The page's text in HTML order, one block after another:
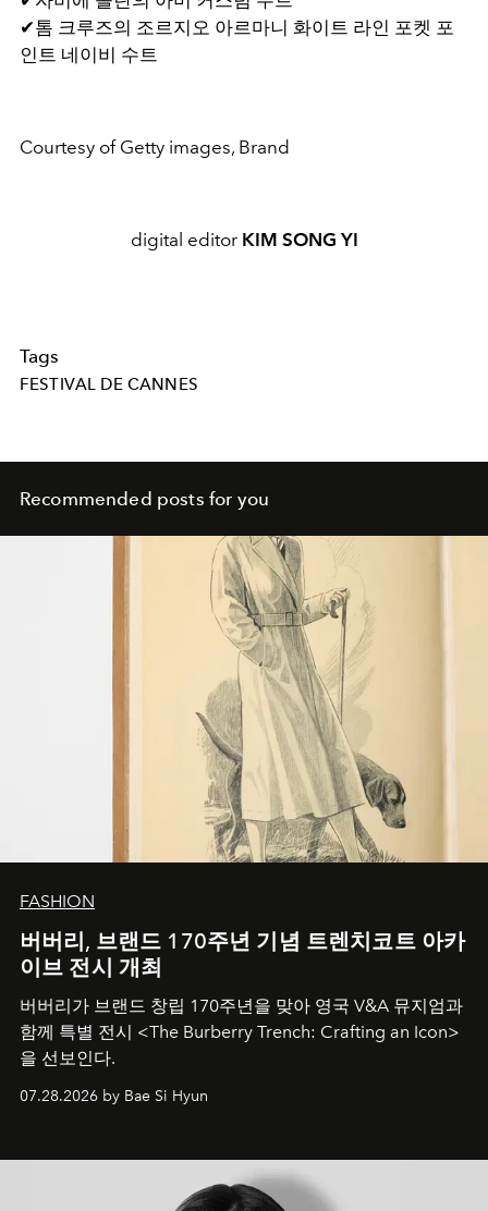
✔톰 크루즈의 조르지오 아르마니 화이트 라인 포켓 포
인트 네이비 수트
Courtesy of Getty images, Brand
digital editor KIM SONG YI
Tags
FESTIVAL DE CANNES
Recommended posts for you
FASHION
버버리, 브랜드 170주년 기념 트렌치코트 아카
이브 전시 개최
버버리가 브랜드 창립 170주년을 맞아 영국 V&A 뮤지엄과
함께 특별 전시 <The Burberry Trench: Crafting an Icon>
을 선보인다.
07.28.2026 by Bae Si Hyun